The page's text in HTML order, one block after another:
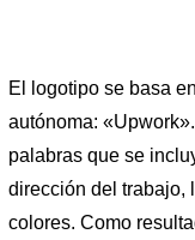
El logotipo se basa
autónoma:
palabras que se
dirección del trabajo,
colores. Como